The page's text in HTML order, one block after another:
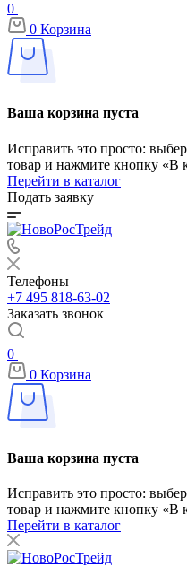
0
0 Корзина
Ваша корзина пуста
Исправить это просто:
товар и нажмите кнопку «В
Перейти в каталог
Подать заявку
Телефоны
+7 495 818-63-02
Заказать звонок
0
0 Корзина
Ваша корзина пуста
Исправить это просто:
товар и нажмите кнопку «В
Перейти в каталог